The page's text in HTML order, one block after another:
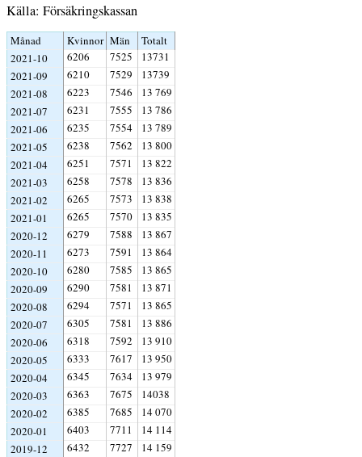
Källa: Försäkringskassan
Månad Kvinnor Män
Totalt
2021-10
6206 7525
13731
2021-09
6210 7529
13739
2021-08
6223 7546
13 769
2021-07
6231 7555
13 786
2021-06
6235 7554
13 789
2021-05
6238 7562
13 800
2021-04
6251 7571
13 822
2021-03
6258 7578
13 836
2021-02
6265 7573
13 838
2021-01
6265 7570
13 835
2020-12
6279 7588
13 867
2020-11
6273 7591
13 864
2020-10
6280 7585
13 865
2020-09
6290 7581
13 871
2020-08
6294 7571
13 865
2020-07
6305 7581
13 886
2020-06
6318 7592
13 910
2020-05
6333 7617
13 950
2020-04
6345 7634
13 979
2020-03
6363 7675
14038
2020-02
6385 7685
14 070
2020-01
6403 7711
14 114
2019-12
6432 7727 14 159